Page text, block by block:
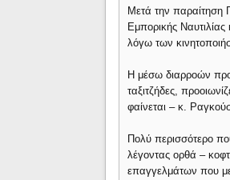
Μετά την παραίτηση
Εμπορικής
λόγω των
Η μέσω διαρροών
ταξιτζήδες,
φαίνεται – κ.
Πολύ περισσότερο
λέγοντας ορθά –
επαγγελμάτων που